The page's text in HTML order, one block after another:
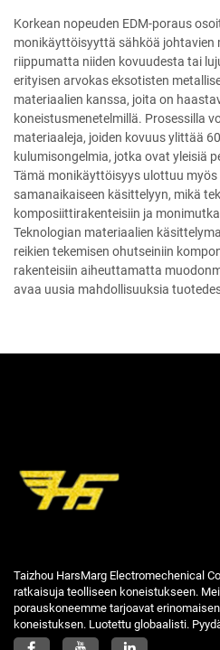
Korkean nopeuden EDM-poraus
monikäyttöisyyttä sähköä johtavien
riippumatta niiden kovuudesta tai
erityisen arvokas eksotisten
materiaalien kanssa, joita on
koneistusmenetelmillä. Prosessilla
materiaaleja, joiden kovuus ylittää
kulumisongelmia, jotka ovat yleisiä
Tämä monikäyttöisyys ulottuu
samanaikaiseen käsittelyyn, mikä
komposiittirakenteisiin ja
Teknologian materiaalien
reikien tekemisen ohutseiniin
rakenteisiin aiheuttamatta
avaa uusia mahdollisuuksia
Taizhou HarsMarg Electromechenical
ratkaisuja teolliseen koneistukseen.
porauskoneemme tarjoavat
koneistuksen. Luotettu globaalisti.